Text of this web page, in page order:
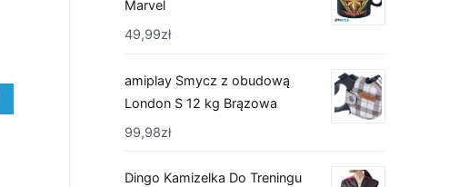
Marvel
49,99zł
amiplay Smycz z obudową
London S 12 kg Brązowa
99,98zł
Dingo Kamizelka Do Treningu